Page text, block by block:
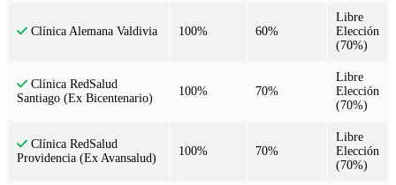
Clínica Alemana Valdivia 100% 60%
Libre
Elección
(70%)
Clínica RedSalud
Santiago (Ex Bicentenario)
100% 70%
Libre
Elección
(70%)
Clínica RedSalud
Providencia (Ex Avansalud)
100% 70%
Libre
Elección
(70%)